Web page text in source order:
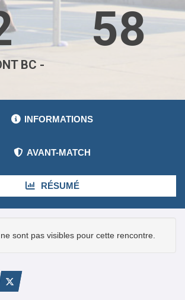
58
BC -
INFORMATIONS
AVANT-MATCH
RÉSUMÉ
sont pas visibles pour cette rencontre.